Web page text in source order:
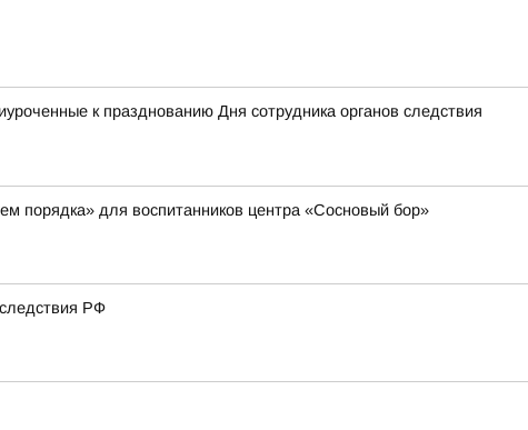
к празднованию Дня сотрудника органов следствия
порядка» для воспитанников центра «Сосновый бор»
РФ